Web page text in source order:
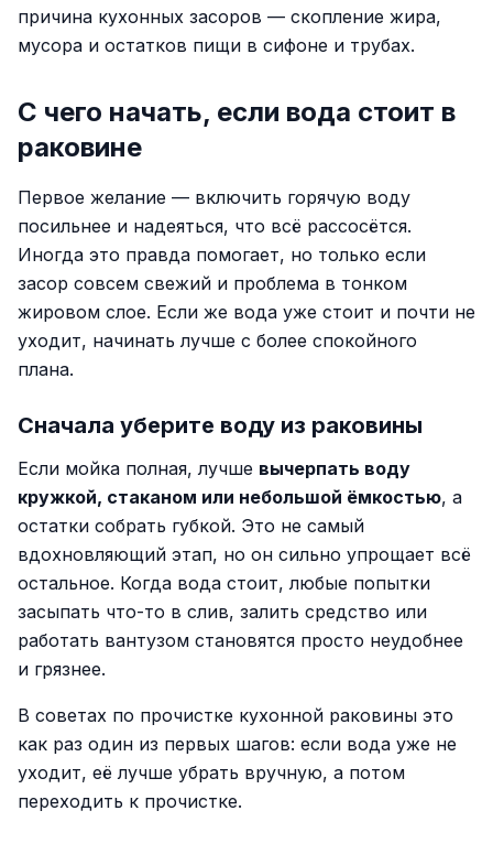
причина кухонных засоров — скопление жира,
мусора и остатков пищи в сифоне и трубах.
С чего начать, если вода стоит в
раковине
Первое желание — включить горячую воду
посильнее и надеяться, что всё рассосётся.
Иногда это правда помогает, но только если
засор совсем свежий и проблема в тонком
жировом слое. Если же вода уже стоит и почти не
уходит, начинать лучше с более спокойного
плана.
Сначала уберите воду из раковины
Если мойка полная, лучше вычерпать воду
кружкой, стаканом или небольшой ёмкостью, а
остатки собрать губкой. Это не самый
вдохновляющий этап, но он сильно упрощает всё
остальное. Когда вода стоит, любые попытки
засыпать что-то в слив, залить средство или
работать вантузом становятся просто неудобнее
и грязнее.
В советах по прочистке кухонной раковины это
как раз один из первых шагов: если вода уже не
уходит, её лучше убрать вручную, а потом
переходить к прочистке.